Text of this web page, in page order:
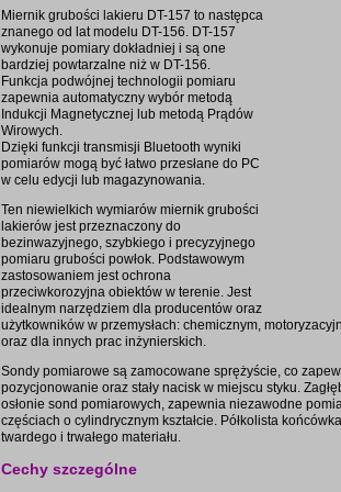
Miernik grubości lakieru DT-157 to następca
znanego od lat modelu DT-156. DT-157
wykonuje pomiary dokładniej i są one
bardziej powtarzalne niż w DT-156.
Funkcja podwójnej technologii pomiaru
zapewnia automatyczny wybór metodą
Indukcji Magnetycznej lub metodą Prądów
Wirowych.
Dzięki funkcji transmisji Bluetooth wyniki
pomiarów mogą być łatwo przesłane do PC
w celu edycji lub magazynowania.
Ten niewielkich wymiarów miernik grubości
lakierów jest przeznaczony do
bezinwazyjnego, szybkiego i precyzyjnego
pomiaru grubości powłok. Podstawowym
zastosowaniem jest ochrona
przeciwkorozyjna obiektów w terenie. Jest
idealnym narzędziem dla producentów oraz
użytkowników w przemysłach: chemicznym,
oraz dla innych prac inżynierskich.
Sondy pomiarowe są zamocowane sprężyście, co
pozycjonowanie oraz stały nacisk w miejscu styku.
osłonie sond pomiarowych, zapewnia niezawodne
częściach o cylindrycznym kształcie. Półkolista
twardego i trwałego materiału.
Cechy szczególne